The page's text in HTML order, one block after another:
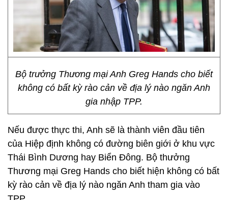
Bộ trưởng Thương mại Anh Greg Hands cho biết
không có bất kỳ rào cản về địa lý nào ngăn Anh
gia nhập TPP.
Nếu được thực thi, Anh sẽ là thành viên đầu tiên
của Hiệp định không có đường biên giới ở khu vực
Thái Bình Dương hay Biển Đông. Bộ thưởng
Thương mại Greg Hands cho biết hiện không có bất
kỳ rào cản về địa lý nào ngăn Anh tham gia vào